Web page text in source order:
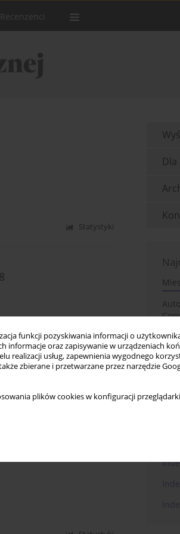
funkcji pozyskiwania informacji o
informacje oraz zapisywanie w urządzeniach
realizacji usług, zapewnienia wygodnego
zbierane i przetwarzane przez narzędzie
plików cookies w konfiguracji
Recenzenci
Statystyki